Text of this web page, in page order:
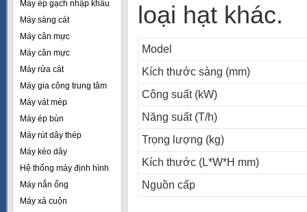
Máy ép gạch nhập khẩu
Máy sàng cát
Máy cân mực
Máy cân mực
Máy rửa cát
Máy gia công trung tâm
Máy vát mép
Máy ép bùn
Máy rút dây thép
Máy kéo dây
Hệ thống máy định hình
Máy nắn ống
Máy xả cuộn
loại hạt khác.
Model
Kích thước sàng (mm)
Công suất (kW)
Năng suất (T/h)
Trọng lượng (kg)
Kích thước (L*W*H mm)
Nguồn cấp